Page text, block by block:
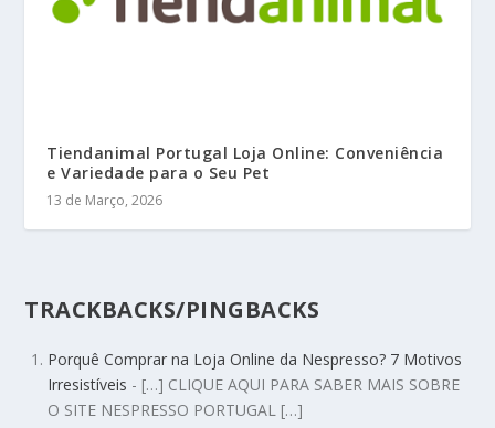
Tiendanimal Portugal Loja Online: Conveniência
e Variedade para o Seu Pet
13 de Março, 2026
TRACKBACKS/PINGBACKS
Porquê Comprar na Loja Online da Nespresso? 7 Motivos
Irresistíveis - […] CLIQUE AQUI PARA SABER MAIS SOBRE
O SITE NESPRESSO PORTUGAL […]